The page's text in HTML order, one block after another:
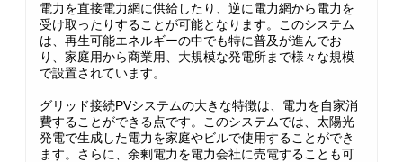
電力を直接電力網に供給したり、逆に電力網から電力を
受け取ったりすることが可能となります。このシステム
は、再生可能エネルギーの中でも特に普及が進んでお
り、家庭用から商業用、大規模な発電所まで様々な規模
で設置されています。
グリッド接続PVシステムの大きな特徴は、電力を自家消
費することができる点です。このシステムでは、太陽光
発電で生成した電力を家庭やビルで使用することができ
ます。さらに、余剰電力を電力会社に売電することも可